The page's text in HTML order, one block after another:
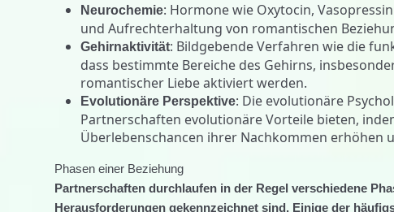
Neurochemie: Hormone wie Oxytocin,
und Aufrechterhaltung von romantischen
Gehirnaktivität: Bildgebende Verfahren wie die
dass bestimmte Bereiche des Gehirns,
romantischer Liebe aktiviert werden.
Evolutionäre Perspektive: Die evolutionäre
Partnerschaften evolutionäre Vorteile bieten,
Überlebenschancen ihrer Nachkommen erhöhen
Phasen einer Beziehung
Partnerschaften durchlaufen in der Regel verschiedene
Herausforderungen gekennzeichnet sind. Einige der